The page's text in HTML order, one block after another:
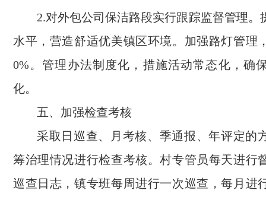
2.对外包公司保洁路段实行跟踪监督管理。
水平，营造舒适优美镇区环境。加强路灯管理
0%。管理办法制度化，措施活动常态化，确
化。
五、加强检查考核
采取日巡查、月考核、季通报、年评定的
筹治理情况进行检查考核。村专管员每天进行
巡查日志，镇专班每周进行一次巡查，每月进